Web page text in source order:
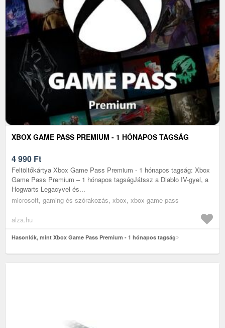
XBOX GAME PASS PREMIUM - 1 HÓNAPOS TAGSÁG
4 990 Ft
Feltöltőkártya Xbox Game Pass Premium - 1 hónapos tagság: Xbox
Game Pass Premium – 1 hónapos tagságJátssz a Diablo IV-gyel, a
Hogwarts Legacyvel és...
microsoft, gaming és szórakozás, xbox, xbox game pass
alza.hu
Hasonlók, mint Xbox Game Pass Premium - 1 hónapos tagság